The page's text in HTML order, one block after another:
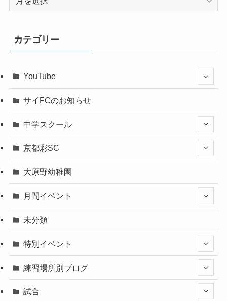
ブ
カテゴリー
YouTube
サイFCのお知らせ
中学スクール
京都彩SC
大原野幼稚園
月間イベント
未分類
特別イベント
練習場所別ブログ
試合